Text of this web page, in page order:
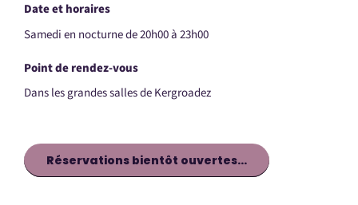
Date et horaires
Samedi en nocturne de 20h00 à 23h00
Point de rendez-vous
Dans les grandes salles de Kergroadez
Réservations bientôt ouvertes…